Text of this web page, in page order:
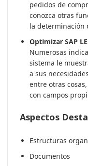
pedidos de
conozca otras
la determinación
Optimizar SAP
Numerosas
sistema le
a sus
entre otras
con campos
Aspectos
Estructuras
Documentos